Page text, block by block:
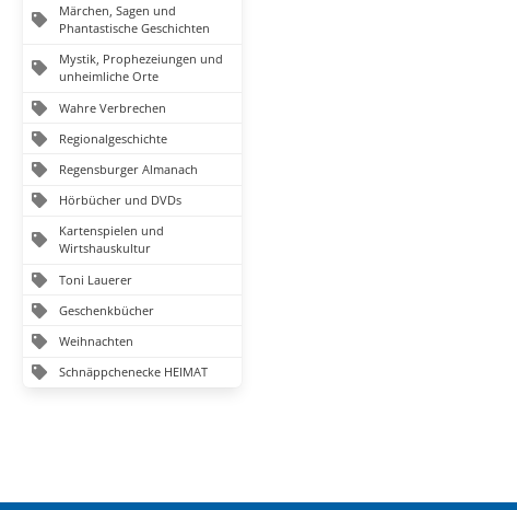
Märchen, Sagen und
Phantastische Geschichten
Mystik, Prophezeiungen und
unheimliche Orte
Wahre Verbrechen
Regionalgeschichte
Regensburger Almanach
Hörbücher und DVDs
Kartenspielen und
Wirtshauskultur
Toni Lauerer
Geschenkbücher
Weihnachten
Schnäppchenecke HEIMAT